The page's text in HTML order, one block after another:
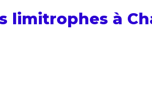
limitrophes à